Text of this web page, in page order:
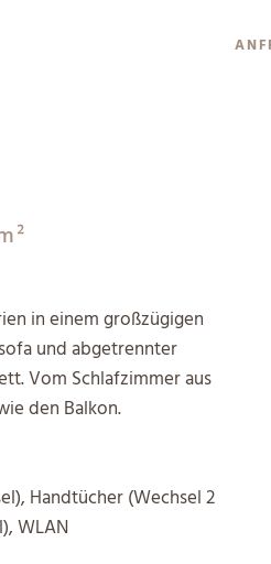
in einem großzügigen
und abgetrennter
Vom Schlafzimmer aus
den Balkon.
Handtücher (Wechsel 2
WLAN